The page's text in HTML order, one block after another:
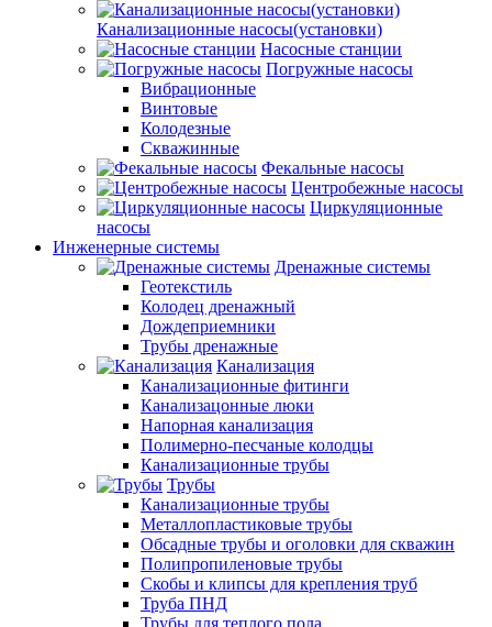
Канализационные насосы(установки)
Насосные станции
Погружные насосы
Вибрационные
Винтовые
Колодезные
Скважинные
Фекальные насосы
Центробежные насосы
Циркуляционные
насосы
Инженерные системы
Дренажные системы
Геотекстиль
Колодец дренажный
Дождеприемники
Трубы дренажные
Канализация
Канализационные фитинги
Канализацонные люки
Напорная канализация
Полимерно-песчаные колодцы
Канализационные трубы
Трубы
Канализационные трубы
Металлопластиковые трубы
Обсадные трубы и оголовки для скважин
Полипропиленовые трубы
Скобы и клипсы для крепления труб
Труба ПНД
Трубы для теплого пола